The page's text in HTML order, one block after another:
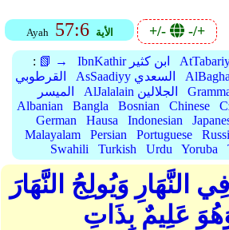
Ayah 57:6 الأية +/- -/+
: 📗 → IbnKathir ابن كثير
القرطوبي
AsSaadiyy السعدي
الميسر
AlJalalain الجلالين
Albanian
Bangla Bosnian Chinese
German
Hausa Indonesian
Malayalam
Persian Portuguese
Swahili
Turkish Urdu Yoruba
النَّهَارِ وَيُولِجُ النَّهَارَ
عَلِيمٌ بِذَاتِ